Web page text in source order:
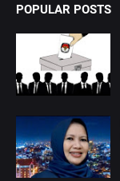
POPULAR POSTS